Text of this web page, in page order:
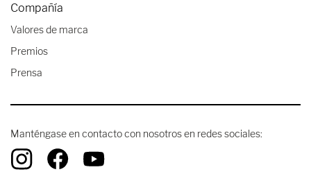
Compañía
Valores de marca
Premios
Prensa
Manténgase en contacto con nosotros en redes sociales: